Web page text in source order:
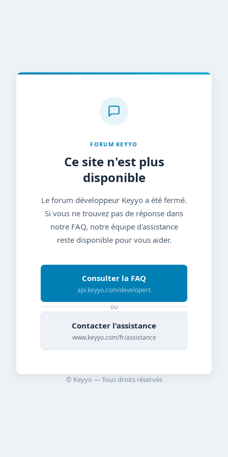
FORUM KEYYO
Ce site n'est plus
disponible
Le forum développeur Keyyo a été fermé.
Si vous ne trouvez pas de réponse dans
notre FAQ, notre équipe d'assistance
reste disponible pour vous aider.
Consulter la FAQ
api.keyyo.com/developers
ou
Contacter l'assistance
www.keyyo.com/fr/assistance
© Keyyo — Tous droits réservés